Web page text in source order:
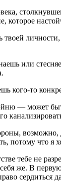
или
кого-то
— мо­жет
возможно,
потому что
тебе не
же. В
сердиться